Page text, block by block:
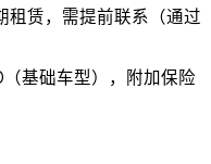
租赁，需提前联系（通过
基础车型），附加保险